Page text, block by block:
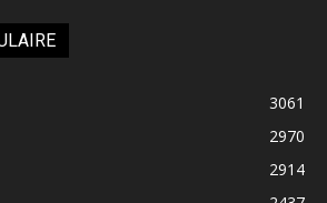
3061
2970
2914